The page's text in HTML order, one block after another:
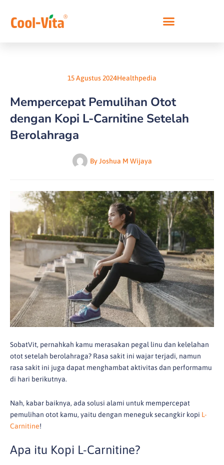
konten
15 Agustus 2024Healthpedia
Mempercepat Pemulihan Otot
dengan Kopi L-Carnitine Setelah
Berolahraga
ByJoshua M Wijaya
SobatVit, pernahkah kamu merasakan pegal linu dan kelelahan
otot setelah berolahraga? Rasa sakit ini wajar terjadi, namun
rasa sakit ini juga dapat menghambat aktivitas dan performamu
di hari berikutnya.
Nah, kabar baiknya, ada solusi alami untuk mempercepat
pemulihan otot kamu, yaitu dengan meneguk secangkir kopi L-
Carnitine!
Apa itu Kopi L-Carnitine?